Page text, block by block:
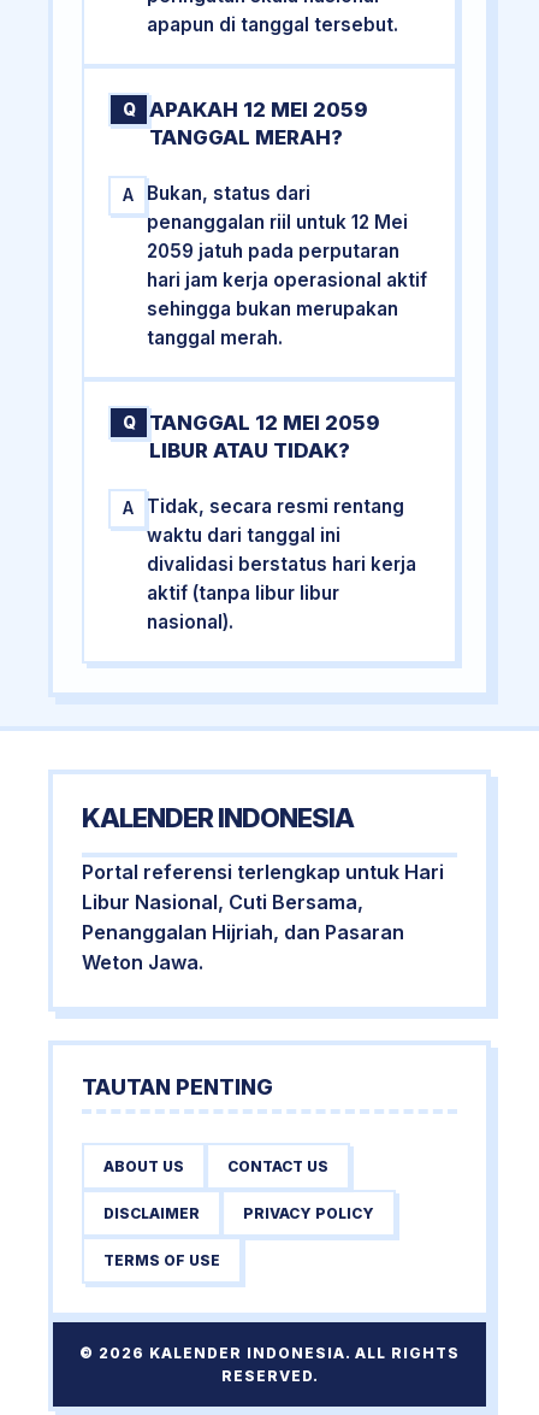
apapun di tanggal tersebut.
Q
APAKAH 12 MEI 2059
TANGGAL MERAH?
A
Bukan, status dari
penanggalan riil untuk 12 Mei
2059 jatuh pada perputaran
hari jam kerja operasional aktif
sehingga bukan merupakan
tanggal merah.
Q
TANGGAL 12 MEI 2059
LIBUR ATAU TIDAK?
A
Tidak, secara resmi rentang
waktu dari tanggal ini
divalidasi berstatus hari kerja
aktif (tanpa libur libur
nasional).
KALENDER INDONESIA
Portal referensi terlengkap untuk Hari
Libur Nasional, Cuti Bersama,
Penanggalan Hijriah, dan Pasaran
Weton Jawa.
TAUTAN PENTING
ABOUT US CONTACT US
DISCLAIMER PRIVACY POLICY
TERMS OF USE
© 2026 KALENDER INDONESIA. ALL RIGHTS
RESERVED.